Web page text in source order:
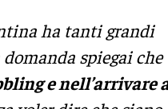
ha tanti grandi
spiegai che
e nell’arrivare